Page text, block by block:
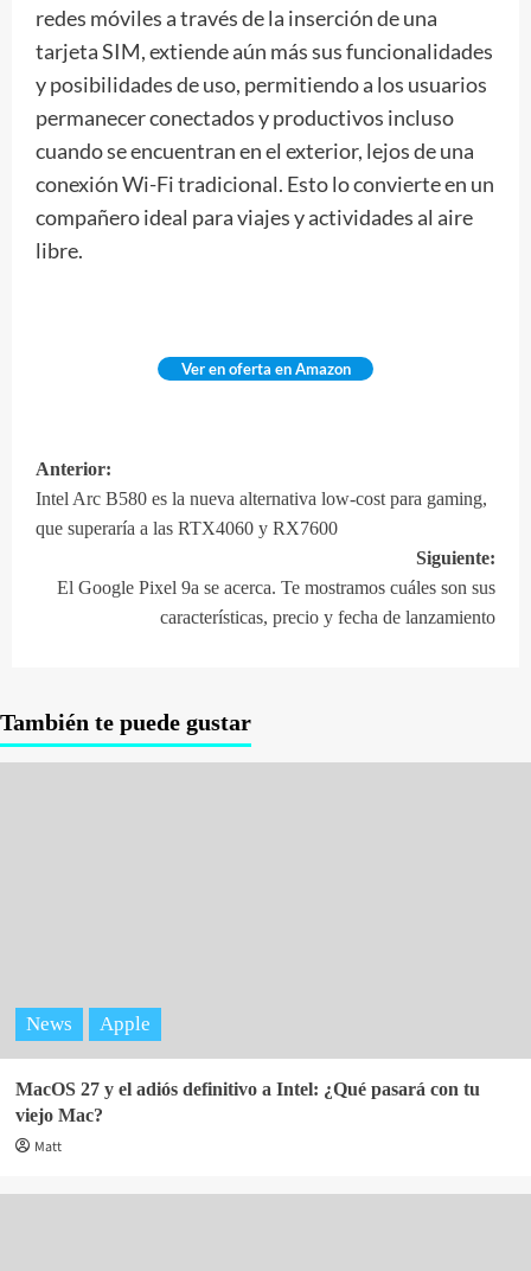
redes móviles a través de la inserción de una
tarjeta SIM, extiende aún más sus funcionalidades
y posibilidades de uso, permitiendo a los usuarios
permanecer conectados y productivos incluso
cuando se encuentran en el exterior, lejos de una
conexión Wi-Fi tradicional. Esto lo convierte en un
compañero ideal para viajes y actividades al aire
libre.
Ver en oferta en Amazon
Navegación
de
Anterior:
Intel Arc B580 es la nueva alternativa low-cost para gaming,
que superaría a las RTX4060 y RX7600
Siguiente:
El Google Pixel 9a se acerca. Te mostramos cuáles son sus
características, precio y fecha de lanzamiento
También te puede gustar
News Apple
MacOS 27 y el adiós definitivo a Intel: ¿Qué pasará con tu
viejo Mac?
Matt